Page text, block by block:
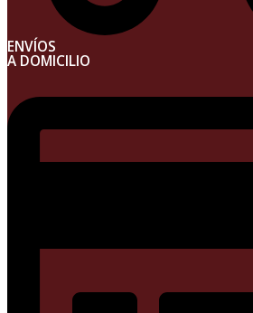
ENVÍOS
A DOMICILIO